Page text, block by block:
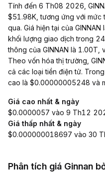
Tính đến 6 Th08 2026,
$51.98K, tương ứng với
qua. Giá hiện tại của
khối lượng giao dịch trong
thông của GINNAN là 1.00T,
Theo vốn hóa thị trường,
cả các loại tiền điện tử.
cao là $0.00000005248 và
Giá cao nhất & ngày
$0.0000057 vào 9 Th12
Giá thấp nhất & ngày
$0.000000018697 vào 30
Phân tích giá Ginnan